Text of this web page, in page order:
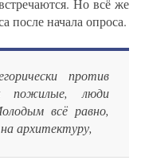
после начала опроса.
против
пожилые, люди
всё равно,
архитектуру,